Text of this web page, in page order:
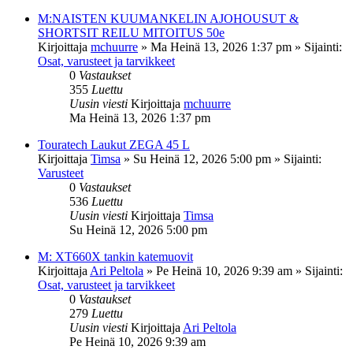
M:NAISTEN KUUMANKELIN AJOHOUSUT &
SHORTSIT REILU MITOITUS 50e
Kirjoittaja mchuurre » Ma Heinä 13, 2026 1:37 pm » Sijainti:
Osat, varusteet ja tarvikkeet
0 Vastaukset
355 Luettu
Uusin viesti Kirjoittaja mchuurre
Ma Heinä 13, 2026 1:37 pm
Touratech Laukut ZEGA 45 L
Kirjoittaja Timsa » Su Heinä 12, 2026 5:00 pm » Sijainti:
Varusteet
0 Vastaukset
536 Luettu
Uusin viesti Kirjoittaja Timsa
Su Heinä 12, 2026 5:00 pm
M: XT660X tankin katemuovit
Kirjoittaja Ari Peltola » Pe Heinä 10, 2026 9:39 am » Sijainti:
Osat, varusteet ja tarvikkeet
0 Vastaukset
279 Luettu
Uusin viesti Kirjoittaja Ari Peltola
Pe Heinä 10, 2026 9:39 am